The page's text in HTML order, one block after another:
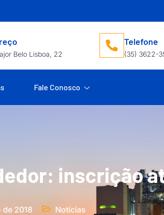
Belo Lisboa, 22
Telefone
(35) 3622-
Fale Conosco
inscrição
de 2018 Notícias